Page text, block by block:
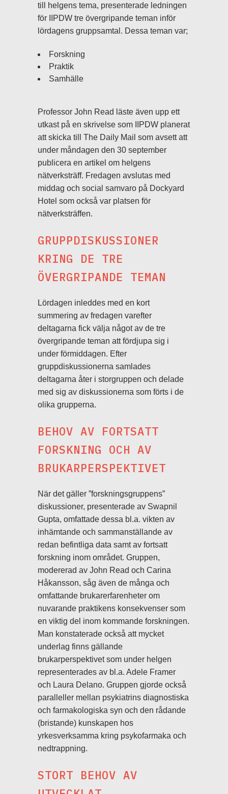
till helgens tema, presenterade ledningen
för IIPDW tre övergripande teman inför
lördagens gruppsamtal. Dessa teman var;
Forskning
Praktik
Samhälle
Professor John Read läste även upp ett
utkast på en skrivelse som IIPDW planerat
att skicka till The Daily Mail som avsett att
under måndagen den 30 september
publicera en artikel om helgens
nätverksträff. Fredagen avslutas med
middag och social samvaro på Dockyard
Hotel som också var platsen för
nätverksträffen.
GRUPPDISKUSSIONER
KRING DE TRE
ÖVERGRIPANDE TEMAN
Lördagen inleddes med en kort
summering av fredagen varefter
deltagarna fick välja något av de tre
övergripande teman att fördjupa sig i
under förmiddagen. Efter
gruppdiskussionerna samlades
deltagarna åter i storgruppen och delade
med sig av diskussionerna som förts i de
olika grupperna.
BEHOV AV FORTSATT
FORSKNING OCH AV
BRUKARPERSPEKTIVET
När det gäller ”forskningsgruppens”
diskussioner, presenterade av Swapnil
Gupta, omfattade dessa bl.a. vikten av
inhämtande och sammanställande av
redan befintliga data samt av fortsatt
forskning inom området. Gruppen,
modererad av John Read och Carina
Håkansson, såg även de många och
omfattande brukarerfarenheter om
nuvarande praktikens konsekvenser som
en viktig del inom kommande forskningen.
Man konstaterade också att mycket
underlag finns gällande
brukarperspektivet som under helgen
representerades av bl.a. Adele Framer
och Laura Delano. Gruppen gjorde också
paralleller mellan psykiatrins diagnostiska
och farmakologiska syn och den rådande
(bristande) kunskapen hos
yrkesverksamma kring psykofarmaka och
nedtrappning.
STORT BEHOV AV